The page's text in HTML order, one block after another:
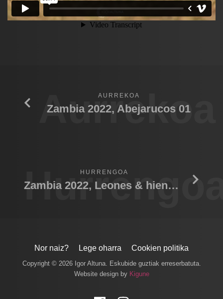
Aurrekoa
AURREKOA
Zambia 2022, Abejarucos 01
HURRENGOA
Zambia 2022, Leones & hienas 03
Nor naiz? Lege oharra Cookien politika
Copyright © 2026 Igor Altuna. Eskubide guztiak erreserbatuta.
Website design by Kigune